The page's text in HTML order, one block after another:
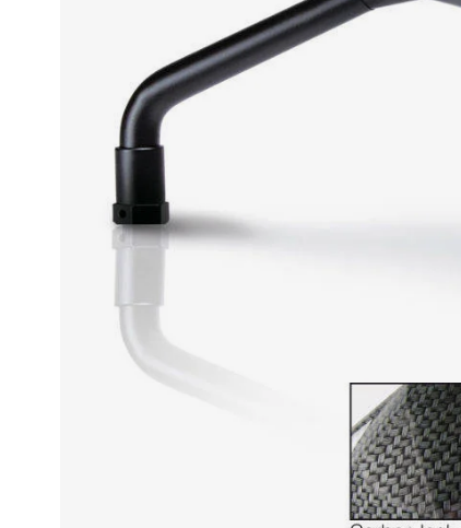
motorhelmen
motorhelmen